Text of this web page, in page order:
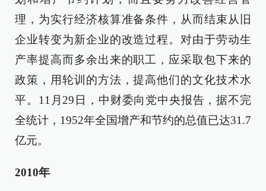
理，为实行经济核算准备条件，从而结束从旧
企业转变为新企业的改造过程。对由于劳动生
产率提高而多余出来的职工，应采取包下来的
政策，用轮训的方法，提高他们的文化技术水
平。11月29日，中财委向党中央报告，据不完
全统计，1952年全国增产和节约的总值已达31.7
亿元。
2010年